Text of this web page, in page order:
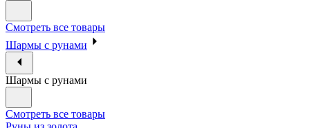
Смотреть все товары
Шармы с рунами
Шармы с рунами
Смотреть все товары